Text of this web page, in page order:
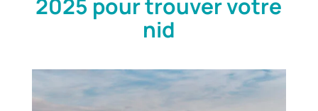
2025 pour trouver votre
nid